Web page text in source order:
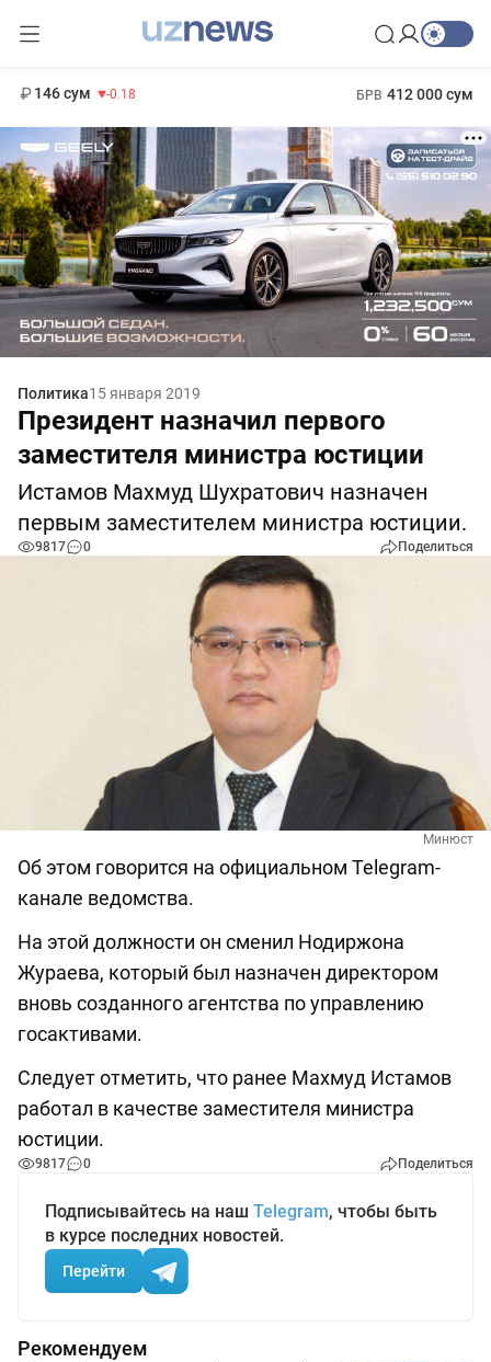
146 сум -0.18 БРВ 412 000 сум
Политика15 января 2019
Президент назначил первого
заместителя министра юстиции
Истамов Махмуд Шухратович назначен
первым заместителем министра юстиции.
9817 0 Поделиться
Минюст
Об этом говорится на официальном Telegram-
канале ведомства.
На этой должности он сменил Нодиржона
Жураева, который был назначен директором
вновь созданного агентства по управлению
госактивами.
Следует отметить, что ранее Махмуд Истамов
работал в качестве заместителя министра
юстиции.
9817 0 Поделиться
Подписывайтесь на наш Telegram, чтобы быть
в курсе последних новостей.
Перейти
Рекомендуем